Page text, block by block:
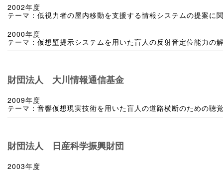
2002年度
テーマ：低視力者の屋内移動を支援する情報システムの提案に
2000年度
テーマ：仮想壁提示システムを用いた盲人の反射音定位能力の
財団法人 大川情報通信基金
2009年度
テーマ：音響仮想現実技術を用いた盲人の道路横断のための聴
財団法人 日産科学振興財団
2003年度